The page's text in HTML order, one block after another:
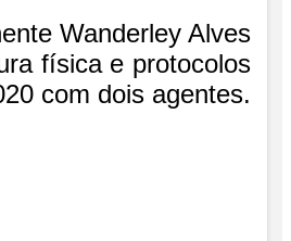
Wanderley Alves
física e protocolos
com dois agentes.